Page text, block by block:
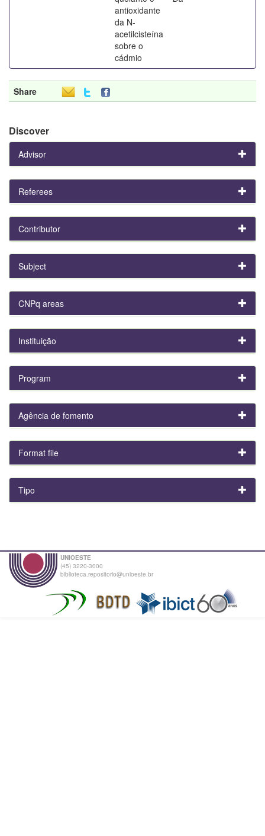
antioxidante
da N-
acetilcisteína
sobre o
cádmio
Share
Discover
Advisor
Referees
Contributor
Subject
CNPq areas
Instituição
Program
Agência de fomento
Format file
Tipo
UNIOESTE
(45) 3220-3000
biblioteca.repositorio@unioeste.br